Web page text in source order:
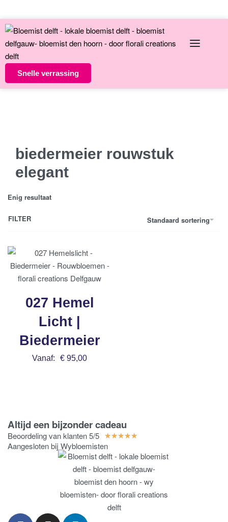
Snelle verrassing
biedermeier rouwstuk
elegant
Enig resultaat
Standaard sortering
FILTER
027 Hemel
Licht |
Biedermeier
Vanaf: € 95,00
Altijd een bijzonder cadeau
Beoordeling van klanten 5/5 ★★★★★
Aangesloten bij Wybloemisten